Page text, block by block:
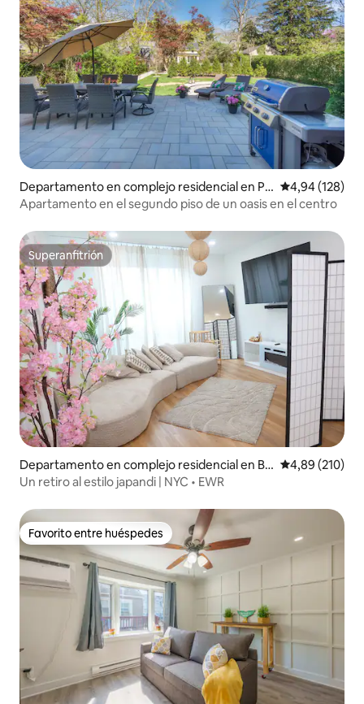
Departamento en complejo residencial en Pri
nceton
Calificación
4,94 (128)
Apartamento en el segundo piso de un oasis en el centro
Superanfitrión
Superanfitrión
Departamento en complejo residencial en Ba
yonne
Calificación
4,89 (210)
Un retiro al estilo japandi | NYC • EWR
Favorito entre huéspedes
Favorito entre huéspedes